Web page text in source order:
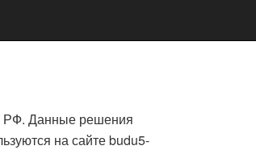
РФ. Данные решения
на сайте budu5-